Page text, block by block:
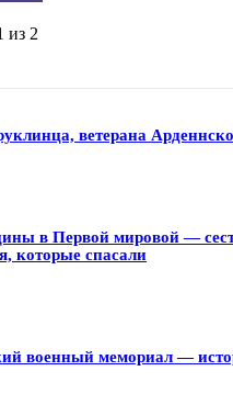
из 2
ветерана
в Первой мировой —
которые спасали
военный мемориал —